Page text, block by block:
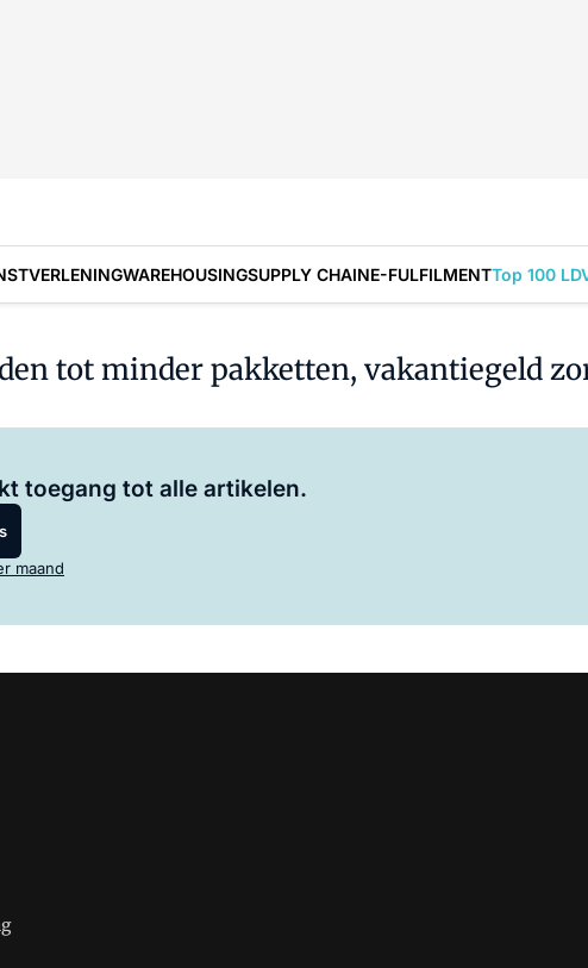
WAREHOUSINGSUPPLY CHAINE-FULFILMENTTop 100
tot minder pakketten, vakantiegeld
toegang tot alle artikelen.
maand